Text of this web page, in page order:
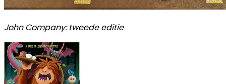
John Company: tweede editie